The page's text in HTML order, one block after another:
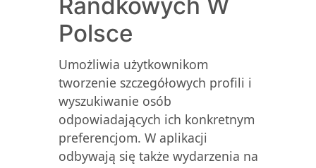
Randkowych W
Polsce
Umożliwia użytkownikom
tworzenie szczegółowych profili i
wyszukiwanie osób
odpowiadających ich konkretnym
preferencjom. W aplikacji
odbywają się także wydarzenia na